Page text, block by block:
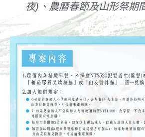
夜)、農曆春節及山形祭期